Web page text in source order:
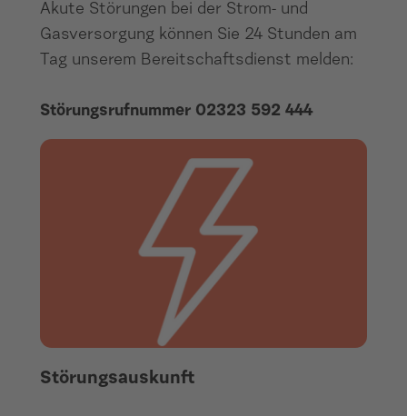
Akute Störungen bei der Strom- und
Gasversorgung können Sie 24 Stunden am
Tag unserem Bereitschaftsdienst melden:
Störungsrufnummer 02323 592 444
Störungsauskunft